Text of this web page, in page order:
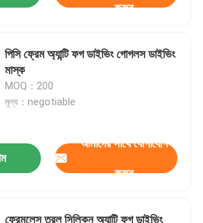
করুন
পিসি ফ্রেম অ্যান্টি ফগ ডাইভিং গোগলস ডাইভিং
মাস্ক
MOQ：200
মূল্য：negotiable
আমাদের সাথে যোগাযোগ
করুন
ফ্রেমলেস তরল সিলিকন অ্যান্টি ফগ ডাইভিং